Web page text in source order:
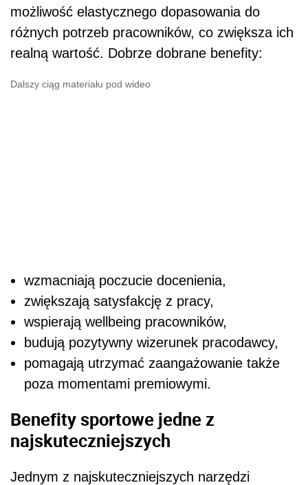
możliwość elastycznego dopasowania do
różnych potrzeb pracowników, co zwiększa ich
realną wartość. Dobrze dobrane benefity:
Dalszy ciąg materiału pod wideo
wzmacniają poczucie docenienia,
zwiększają satysfakcję z pracy,
wspierają wellbeing pracowników,
budują pozytywny wizerunek pracodawcy,
pomagają utrzymać zaangażowanie także
poza momentami premiowymi.
Benefity sportowe jedne z
najskuteczniejszych
Jednym z najskuteczniejszych narzędzi